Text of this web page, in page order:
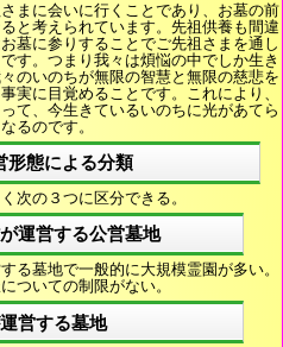
まに会いに行くことであり、お墓の前
と考えられています。先祖供養も間違
墓に参りすることでご先祖さまを通し
す。つまり我々は煩悩の中でしか生き
のいのちが無限の智慧と無限の慈悲を
実に目覚めることです。これにより、
て、今生きているいのちに光があてら
るのです。
形態による分類
次の３つに区分できる。
運営する公営墓地
る墓地で一般的に大規模霊園が多い。
ついての制限がない。
営する墓地